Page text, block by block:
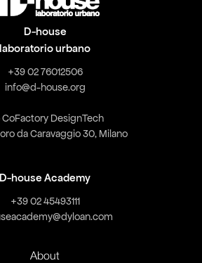
D-house
laboratorio urbano
+39 02 76012506
info@d-house.org
DesignTech
da Caravaggio 30, Milano
D-house Academy
+39 02 45493111
About